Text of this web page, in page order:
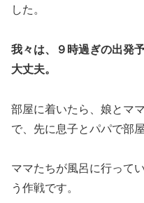
した。
我々は、９時過ぎの出発
大丈夫。
部屋に着いたら、娘とマ
で、先に息子とパパで部屋
ママたちが風呂に行って
う作戦です。